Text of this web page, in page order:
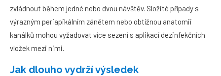
zvládnout během jedné nebo dvou návštěv. Složité případy s
výrazným periapikálním zánětem nebo obtížnou anatomií
kanálků mohou vyžadovat více sezení s aplikací dezinfekčních
vložek mezi nimi.
Jak dlouho vydrží výsledek